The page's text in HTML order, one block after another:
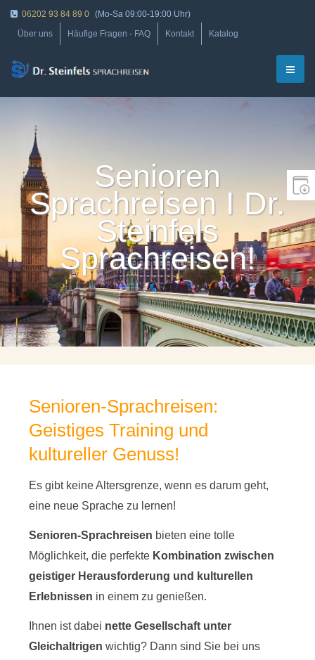
06202 93 84 89 0 (Mo-Sa 09:00-19:00 Uhr)
Über uns
Häufige Fragen - FAQ Kontakt Katalog
Senioren
Sprachreisen I Dr.
Steinfels
Sprachreisen!
Senioren-Sprachreisen:
Geistiges Training und
kultureller Genuss!
Es gibt keine Altersgrenze, wenn es darum geht,
eine neue Sprache zu lernen!
Senioren-Sprachreisen bieten eine tolle
Möglichkeit, die perfekte Kombination zwischen
geistiger Herausforderung und kulturellen
Erlebnissen in einem zu genießen.
Ihnen ist dabei nette Gesellschaft unter
Gleichaltrigen wichtig? Dann sind Sie bei uns